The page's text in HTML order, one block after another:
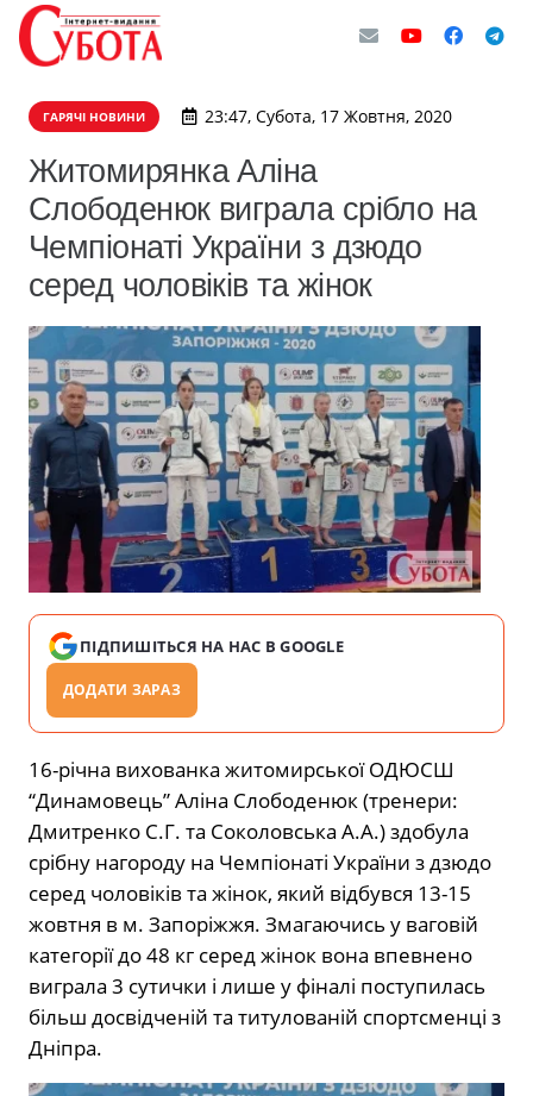
ГАРЯЧІ НОВИНИ 23:47, Субота, 17 Жовтня, 2020
Житомирянка Аліна
Слободенюк виграла срібло на
Чемпіонаті України з дзюдо
серед чоловіків та жінок
ПІДПИШІТЬСЯ НА НАС В GOOGLE
ДОДАТИ ЗАРАЗ
16-річна вихованка житомирської ОДЮСШ
“Динамовець” Аліна Слободенюк (тренери:
Дмитренко С.Г. та Соколовська А.А.) здобула
срібну нагороду на Чемпіонаті України з дзюдо
серед чоловіків та жінок, який відбувся 13-15
жовтня в м. Запоріжжя. Змагаючись у ваговій
категорії до 48 кг серед жінок вона впевнено
виграла 3 сутички і лише у фіналі поступилась
більш досвідченій та титулованій спортсменці з
Дніпра.